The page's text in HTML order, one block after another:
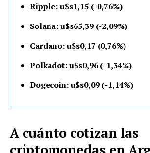
Ripple: u$s1,15 (-0,76%)
Solana: u$s65,39 (-2,09%)
Cardano: u$s0,17 (0,76%)
Polkadot: u$s0,96 (-1,34%)
Dogecoin: u$s0,09 (-1,14%)
A cuánto cotizan las